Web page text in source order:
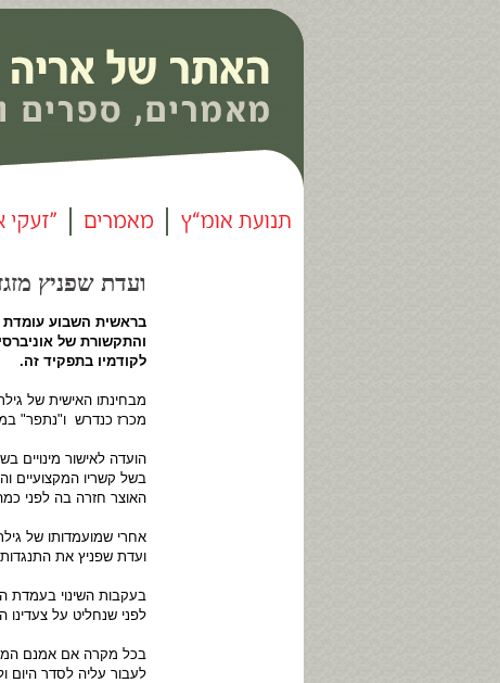
ועדת שפניץ
בראשית השבוע עומדת
והתקשורת של
לקודמיו בתפקיד זה.
מבחינתו האישית של
מכרז כנדרש ו"נתפר"
הועדה לאישור מינויים
בשל קשריו המקצועיים
האוצר חזרה בה לפני
אחרי שמועמדותו של
ועדת שפניץ את
בעקבות השינוי בעמדת
לפני שנחליט על צעדינו
בכל מקרה אם אמנם
לעבור עליה לסדר היום